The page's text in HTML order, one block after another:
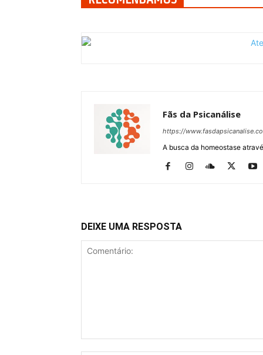
Fãs da Psicanálise
https://
A busca da homeostase
DEIXE UMA RESPOSTA